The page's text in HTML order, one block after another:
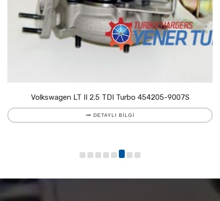
Volkswagen LT II 2.5 TDI Turbo 454205-9007S
DETAYLI BILGI